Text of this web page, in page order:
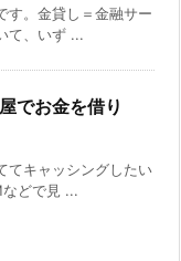
す。金貸し＝金融サー
て、いず ...
でお金を借り
てキャッシングしたい
どで見 ...